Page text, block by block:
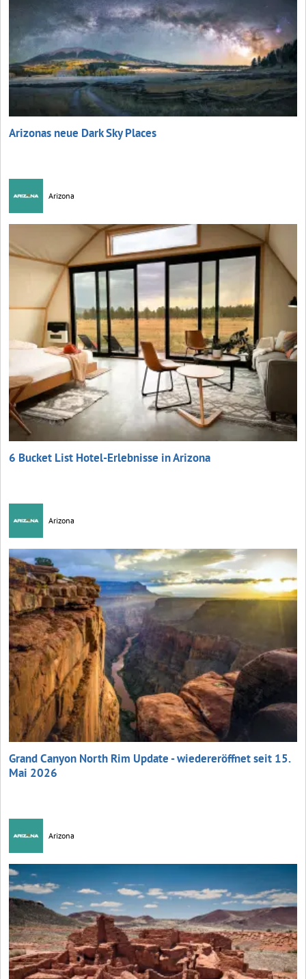
Arizonas neue Dark Sky Places
Arizona
6 Bucket List Hotel-Erlebnisse in Arizona
Arizona
Grand Canyon North Rim Update - wiedereröffnet seit 15.
Mai 2026
Arizona